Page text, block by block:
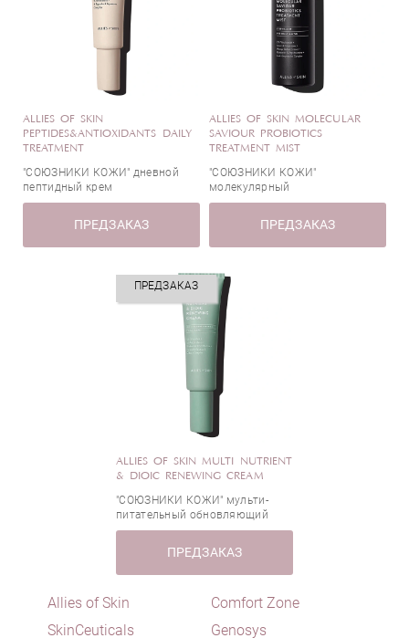
Гликолевая кислота
Глицерин
Глюконат цинка
Диоевая кислота
Каолин
Коэнзим Q10
Лимонная кислота
Масло жожоба
Масло ромашки
Масло Ши
Миндальная кислота
Молочная кислота
Ниацинамид (витамин В3)
Олигопептиды
Пиридоксин (витамин B6)
Салициловая кислота (ВНА-кислота)
Сафлоровое масло
Сквалан
Сульфоновая кислота
Токоферол (витамин Е)
США
Швейцария
ALLIES OF SKIN
PEPTIDES&ANTIOXIDANTS DAILY
TREATMENT
"СОЮЗНИКИ КОЖИ" дневной
пептидный крем
ПРЕДЗАКАЗ
ALLIES OF SKIN MOLECULAR
SAVIOUR PROBIOTICS
TREATMENT MIST
"СОЮЗНИКИ КОЖИ"
молекулярный
восстанавливающий мист с
ПРЕДЗАКАЗ
ПРЕДЗАКАЗ
ALLIES OF SKIN MULTI NUTRIENT
& DIOIC RENEWING CREAM
"СОЮЗНИКИ КОЖИ" мульти-
питательный обновляющий
крем с диоевой кислотой
ПРЕДЗАКАЗ
Allies of Skin
Comfort Zone
SkinCeuticals
Genosys